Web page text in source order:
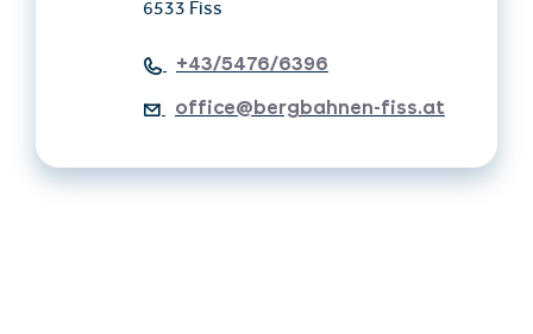
6533 Fiss
+43/5476/6396
office@bergbahnen-fiss.at